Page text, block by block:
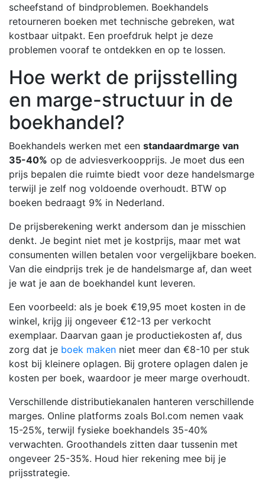
scheefstand of bindproblemen. Boekhandels
retourneren boeken met technische gebreken, wat
kostbaar uitpakt. Een proefdruk helpt je deze
problemen vooraf te ontdekken en op te lossen.
Hoe werkt de prijsstelling
en marge-structuur in de
boekhandel?
Boekhandels werken met een standaardmarge van
35-40% op de adviesverkoopprijs. Je moet dus een
prijs bepalen die ruimte biedt voor deze handelsmarge
terwijl je zelf nog voldoende overhoudt. BTW op
boeken bedraagt 9% in Nederland.
De prijsberekening werkt andersom dan je misschien
denkt. Je begint niet met je kostprijs, maar met wat
consumenten willen betalen voor vergelijkbare boeken.
Van die eindprijs trek je de handelsmarge af, dan weet
je wat je aan de boekhandel kunt leveren.
Een voorbeeld: als je boek €19,95 moet kosten in de
winkel, krijg jij ongeveer €12-13 per verkocht
exemplaar. Daarvan gaan je productiekosten af, dus
zorg dat je boek maken niet meer dan €8-10 per stuk
kost bij kleinere oplagen. Bij grotere oplagen dalen je
kosten per boek, waardoor je meer marge overhoudt.
Verschillende distributiekanalen hanteren verschillende
marges. Online platforms zoals Bol.com nemen vaak
15-25%, terwijl fysieke boekhandels 35-40%
verwachten. Groothandels zitten daar tussenin met
ongeveer 25-35%. Houd hier rekening mee bij je
prijsstrategie.